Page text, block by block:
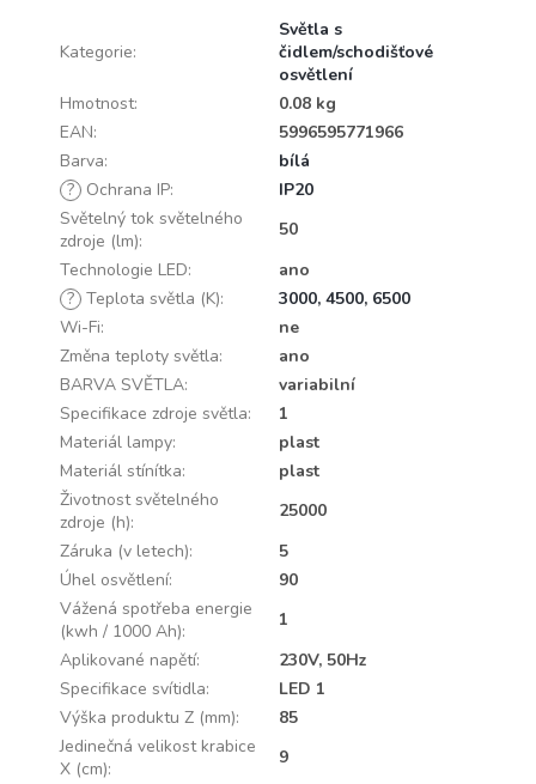
Kategorie:
Světla s
čidlem/schodišťové
osvětlení
Hmotnost:
0.08 kg
EAN:
5996595771966
Barva:
bílá
? Ochrana IP:
IP20
Světelný tok světelného
zdroje (lm):
50
Technologie LED:
ano
? Teplota světla (K):
3000, 4500, 6500
Wi-Fi:
ne
Změna teploty světla:
ano
BARVA SVĚTLA:
variabilní
Specifikace zdroje světla:
1
Materiál lampy:
plast
Materiál stínítka:
plast
Životnost světelného
zdroje (h):
25000
Záruka (v letech):
5
Úhel osvětlení:
90
Vážená spotřeba energie
(kwh / 1000 Ah):
1
Aplikované napětí:
230V, 50Hz
Specifikace svítidla:
LED 1
Výška produktu Z (mm):
85
Jedinečná velikost krabice
X (cm):
9